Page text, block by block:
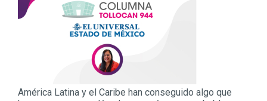
América Latina y el Caribe han conseguido algo que